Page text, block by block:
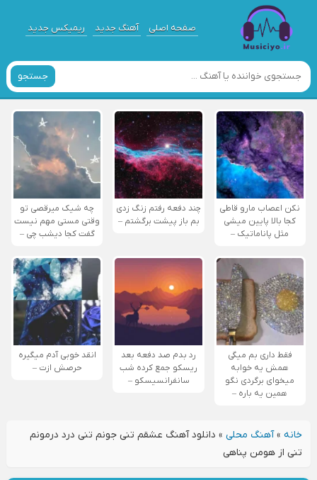
صفحه اصلی آهنگ جدید ریمیکس جدید
جستجو
نکن اعصاب مارو قاطی
کجا بالا پایین میشی
مثل پاناماتیک –
چند دفعه رفتم زنگ زدی
بم باز پیشت برگشتم –
چه شیک میرقصی تو
وقتی مستی مهم نیست
گفت کجا دیشب چی –
فقط داری بم میگی
همش یه خوابه
میخوای برگردی نگو
همین یه باره –
رد بدم صد دفعه بعد
ریسکو جمع کرده شب
سانفرانسیسکو –
انقد خوبی آدم میگیره
حرصش ازت –
خانه»آهنگ محلی» دانلود آهنگ عشقم تنی جونم تنی درد درمونم
تنی از هومن پناهی